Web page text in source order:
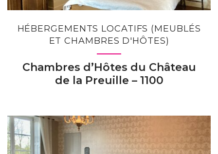
HÉBERGEMENTS LOCATIFS (MEUBLÉS
ET CHAMBRES D'HÔTES)
Chambres d’Hôtes du Château
de la Preuille – 1100